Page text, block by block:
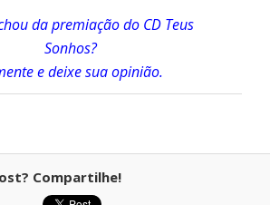
da premiação do CD Teus
Sonhos?
e deixe sua opinião.
Compartilhe!